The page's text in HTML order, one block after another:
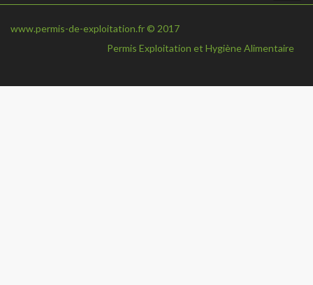
www.permis-de-exploitation.fr © 2017
Permis Exploitation et Hygiène Alimentaire